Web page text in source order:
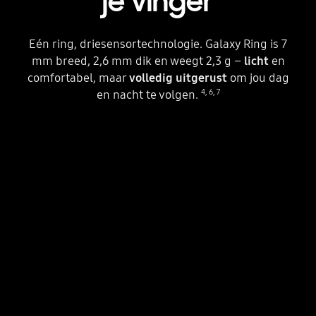
Eén ring, driesensortechnologie. Galaxy Ring is 7
mm breed, 2,6 mm dik en weegt 2,3 g – lichten
comfortabel, maarvolledig uitgerustom jou dag
en nacht te volgen. 4, 6, 7